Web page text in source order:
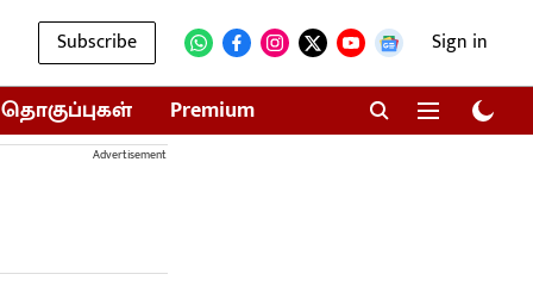
Subscribe Sign in
தொகுப்புகள் Premium
Advertisement